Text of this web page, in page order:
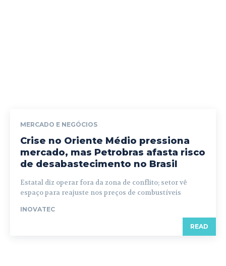
MERCADO E NEGÓCIOS
Crise no Oriente Médio pressiona
mercado, mas Petrobras afasta risco
de desabastecimento no Brasil
Estatal diz operar fora da zona de conflito; setor vê
espaço para reajuste nos preços de combustíveis
INOVATEC
READ